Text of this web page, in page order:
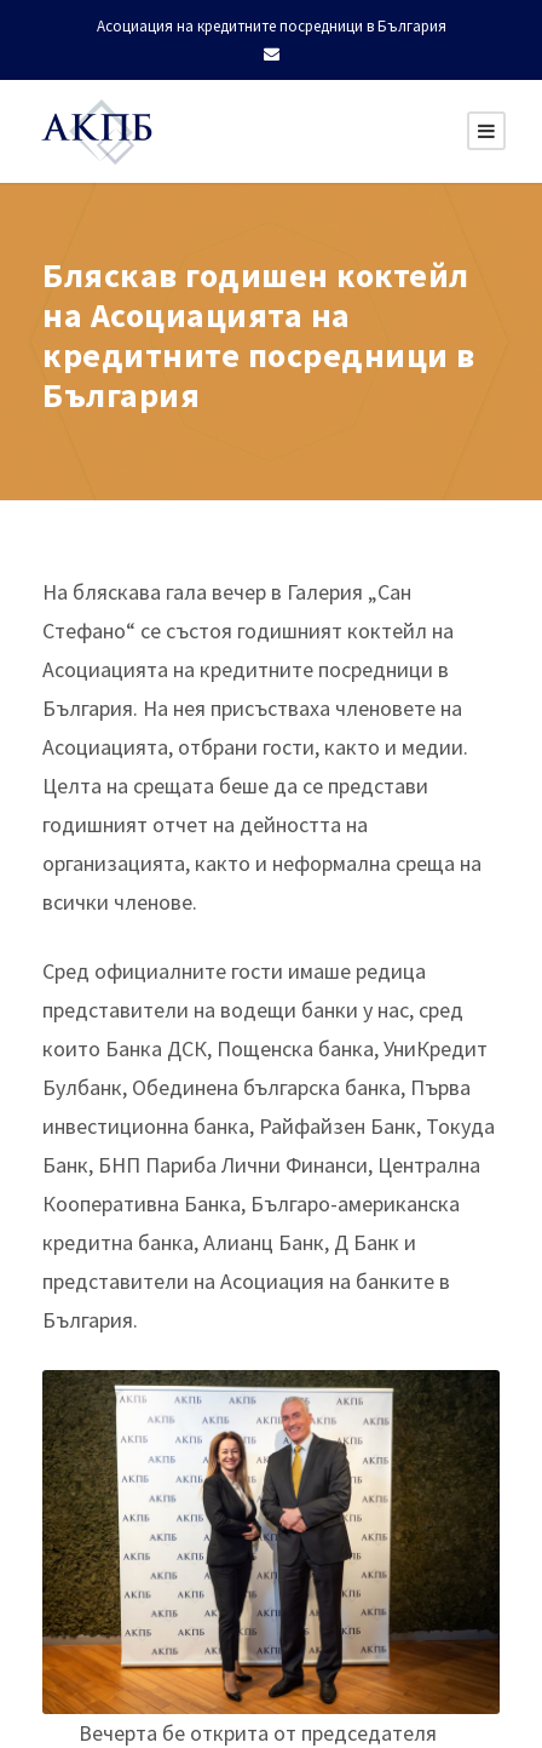
Асоциация на кредитните посредници в България
Бляскав годишен коктейл
на Асоциацията на
кредитните посредници в
България
На бляскава гала вечер в Галерия „Сан
Стефано“ се състоя годишният коктейл на
Асоциацията на кредитните посредници в
България. На нея присъстваха членовете на
Асоциацията, отбрани гости, както и медии.
Целта на срещата беше да се представи
годишният отчет на дейността на
организацията, както и неформална среща на
всички членове.
Сред официалните гости имаше редица
представители на водещи банки у нас, сред
които Банка ДСК, Пощенска банка, УниКредит
Булбанк, Обединена българска банка, Първа
инвестиционна банка, Райфайзен Банк, Токуда
Банк, БНП Париба Лични Финанси, Централна
Кооперативна Банка, Българо-американска
кредитна банка, Алианц Банк, Д Банк и
представители на Асоциация на банките в
България.
Вечерта бе открита от председателя